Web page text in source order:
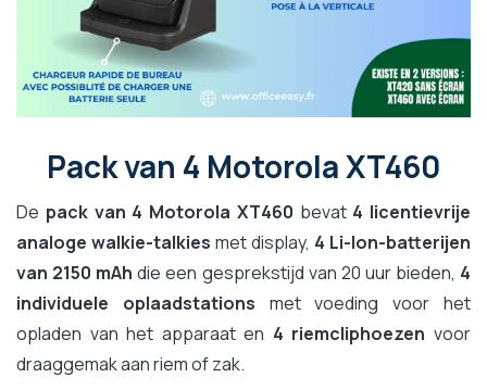
Pack van 4 Motorola XT460
De pack van 4 Motorola XT460 bevat 4 licentievrije
analoge walkie-talkies met display, 4 Li-Ion-batterijen
van 2150 mAh die een gesprekstijd van 20 uur bieden, 4
individuele oplaadstations met voeding voor het
opladen van het apparaat en 4 riemcliphoezen voor
draaggemak aan riem of zak.